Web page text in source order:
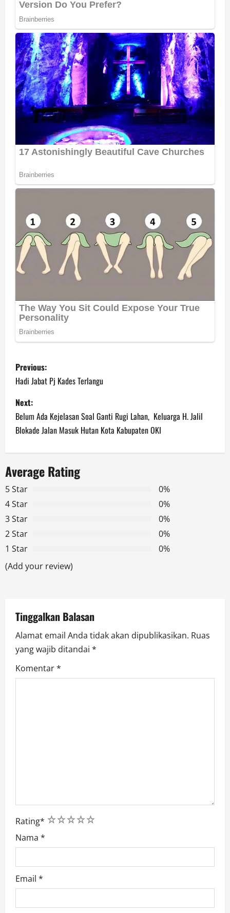
P
o
s
t
n
a
v
i
g
a
o
n
Previous:
Hadi Jabat Pj Kades Terlangu
Next:
Belum Ada Kejelasan Soal Ganti Rugi Lahan, Keluarga H. Jalil
Blokade Jalan Masuk Hutan Kota Kabupaten OKI
Average Rating
5 Star
0%
4 Star
0%
3 Star
0%
2 Star
0%
1 Star
0%
(Add your review)
Tinggalkan Balasan
Alamat email Anda tidak akan dipublikasikan. Ruas
yang wajib ditandai *
Komentar*
Rating* 5
4
3
2
1
Nama *
Email *